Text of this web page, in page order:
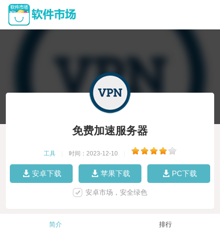
免费加速服务器
工具 时间：2023-12-10
安卓下载 苹果下载 PC下载
安卓市场，安全绿色
简介 排行